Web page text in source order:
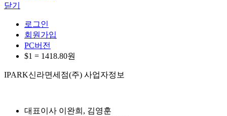
닫기
로그인
회원가입
PC버전
$1 = 1418.80원
IPARK신라면세점(주) 사업자정보
대표이사 이완희, 김영훈